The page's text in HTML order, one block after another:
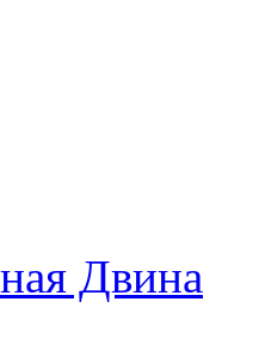
Двина